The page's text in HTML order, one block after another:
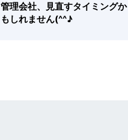
管理会社、見直すタイミングか
もしれません(^^♪